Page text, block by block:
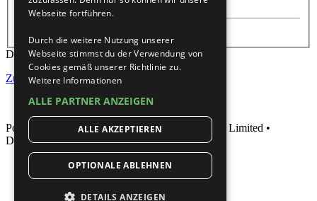
Anzeigen:
Die Suche ergab 24 Treffer • Seite1von1
Zur erweiterten Suche
Powered by phpBB ® Forum Software © phpBB Limited •
Deutsche Übersetzung durchphpBB.de
Webseite fortführen.
Durch die weitere Nutzung unserer
Webseite stimmst du der Verwendung von
Cookies gemäß unserer Richtlinie zu.
Weitere Informationen
ALLE PARTNER ANZEIGEN
ALLE AKZEPTIEREN
OPTIONALE ABLEHNEN
DETAILS ANZEIGEN